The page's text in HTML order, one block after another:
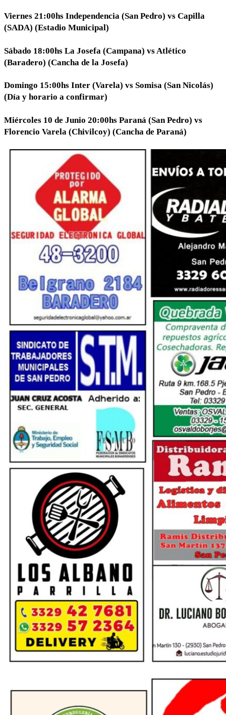
Viernes 21:00hs Independencia (San Pedro) vs Capilla
(SADA) (Estadio Municipal)
Sábado 18:00hs La Josefa (Campana) vs Atlético
(Baradero) (Cancha de la Josefa)
Domingo 15:00hs Inter (Varela) vs Somisa (San Nicolás)
(Día y horario a confirmar)
Miércoles 10 de Junio 20:00hs Paraná (San Pedro) vs
Florencio Varela (Chivilcoy) (Cancha de Paraná)